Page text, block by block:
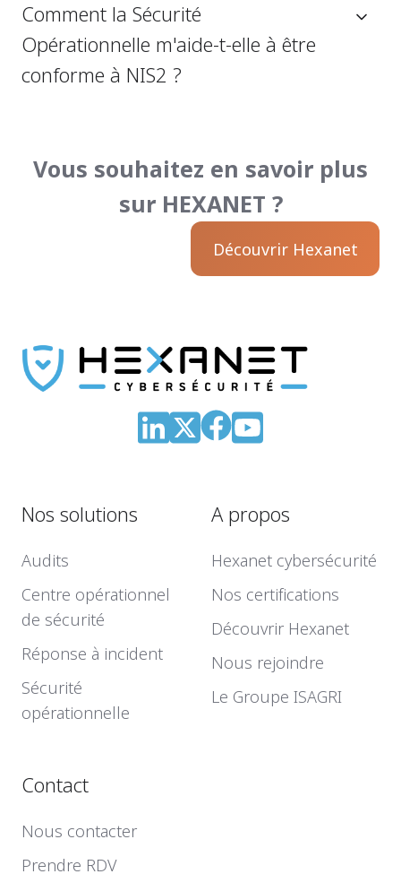
Comment la Sécurité
Opérationnelle m'aide-t-elle à être
conforme à NIS2 ?
Vous souhaitez en savoir plus
sur HEXANET ?
Découvrir Hexanet
Nos solutions
Audits
Centre opérationnel
de sécurité
Réponse à incident
Sécurité
opérationnelle
A propos
Hexanet cybersécurité
Nos certifications
Découvrir Hexanet
Nous rejoindre
Le Groupe ISAGRI
Contact
Nous contacter
Prendre RDV